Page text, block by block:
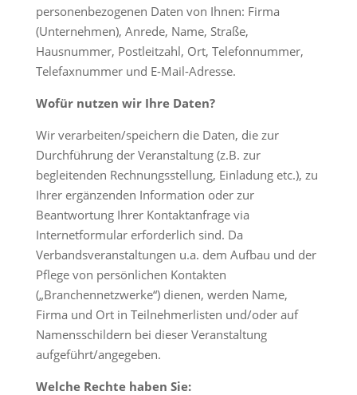
personenbezogenen Daten von Ihnen: Firma
(Unternehmen), Anrede, Name, Straße,
Hausnummer, Postleitzahl, Ort, Telefonnummer,
Telefaxnummer und E-Mail-Adresse.
Wofür nutzen wir Ihre Daten?
Wir verarbeiten/speichern die Daten, die zur
Durchführung der Veranstaltung (z.B. zur
begleitenden Rechnungsstellung, Einladung etc.), zu
Ihrer ergänzenden Information oder zur
Beantwortung Ihrer Kontaktanfrage via
Internetformular erforderlich sind. Da
Verbandsveranstaltungen u.a. dem Aufbau und der
Pflege von persönlichen Kontakten
(„Branchennetzwerke“) dienen, werden Name,
Firma und Ort in Teilnehmerlisten und/oder auf
Namensschildern bei dieser Veranstaltung
aufgeführt/angegeben.
Welche Rechte haben Sie: